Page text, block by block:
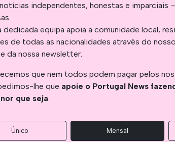
independentes, honestas e imparciais
dedicada equipa apoia a comunidade local,
de todas as nacionalidades através do
da nossa newsletter.
que nem todos podem pagar pelos
lhe que apoie o Portugal News
que seja.
Único Mensal